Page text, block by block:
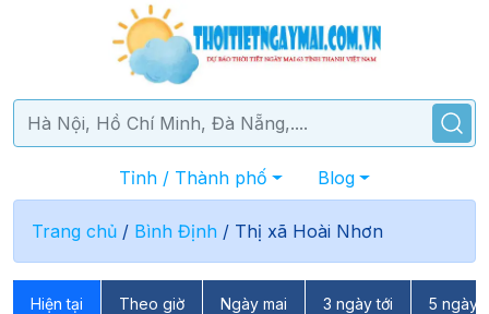
Tỉnh / Thành phố Blog
Trang chủ / Bình Định / Thị xã Hoài Nhơn
Hiện tại Theo giờ Ngày mai 3 ngày tới 5 ngày